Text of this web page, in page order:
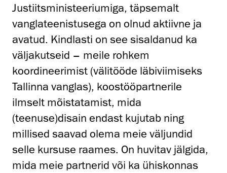
Justiitsministeeriumiga, täpsemalt
vanglateenistusega on olnud aktiivne ja
avatud. Kindlasti on see sisaldanud ka
väljakutseid – meile rohkem
koordineerimist (välitööde läbiviimiseks
Tallinna vanglas), koostööpartnerile
ilmselt mõistatamist, mida
(teenuse)disain endast kujutab ning
millised saavad olema meie väljundid
selle kursuse raames. On huvitav jälgida,
mida meie partnerid või ka ühiskonnas